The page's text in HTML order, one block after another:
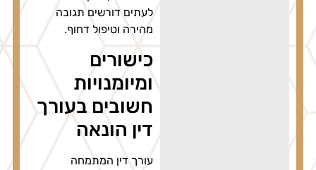
לעתים דורשים תגובה
מהירה וטיפול דחוף.
כישורים
ומיומנויות
חשובים בעורך
דין הונאה
עורך דין המתמחה